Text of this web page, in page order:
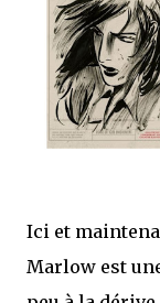
que Thomas
ne connaissait pas,
une ville pleine de
Ici et
Marlow est